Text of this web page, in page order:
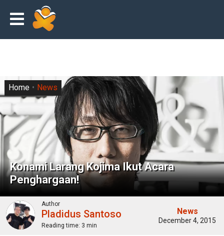
Konami Larang Kojima Ikut Acara
Penghargaan!
Home News
Author
Pladidus Santoso
Reading time: 3 min
News
December 4, 2015